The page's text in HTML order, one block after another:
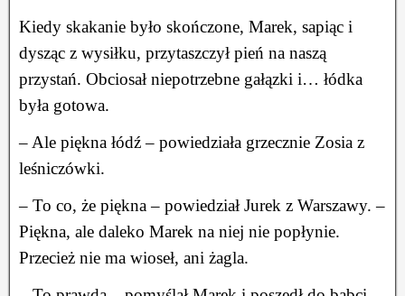
Kiedy skakanie było skończone, Marek, sapiąc i
dysząc z wysiłku, przytaszczył pień na naszą
przystań. Obciosał niepotrzebne gałązki i… łódka
była gotowa.
– Ale piękna łódź – powiedziała grzecznie Zosia z
leśniczówki.
– To co, że piękna – powiedział Jurek z Warszawy. –
Piękna, ale daleko Marek na niej nie popłynie.
Przecież nie ma wioseł, ani żagla.